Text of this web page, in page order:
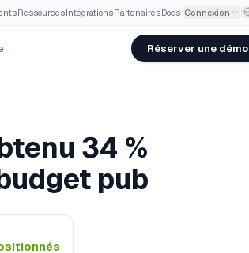
·Ressources·Intégrations·Partenaires·Docs Connexion
Réserver une démo
34 %
pub